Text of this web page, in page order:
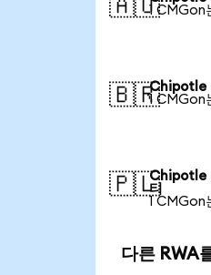
🇦🇺
1
🇧🇷Chipotle
1 CMGon
🇵🇱Chipotle
티
1 CMGon
다른 RWA